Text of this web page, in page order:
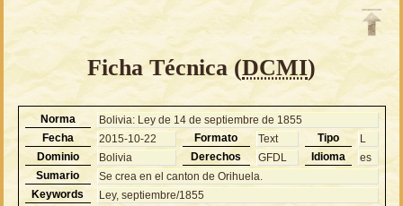
Ficha Técnica (DCMI)
Norma
Bolivia: Ley de 14 de septiembre de 1855
Fecha
2015-10-22 Formato Text Tipo
L
Dominio
Bolivia Derechos GFDL Idioma
es
Sumario
Se crea en el canton de Orihuela.
Keywords
Ley, septiembre/1855